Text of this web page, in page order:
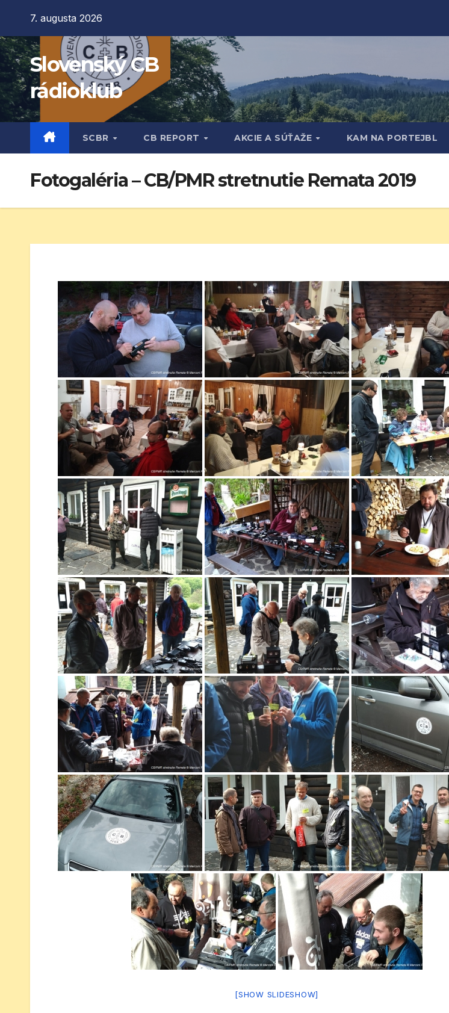
obsah
7. augusta 2026
Slovenský CB
rádioklub
SCBR CB REPORT AKCIE A SÚŤAŽE KAM NA PORTEJBL
Fotogaléria – CB/PMR stretnutie Remata 2019
[SHOW SLIDESHOW]